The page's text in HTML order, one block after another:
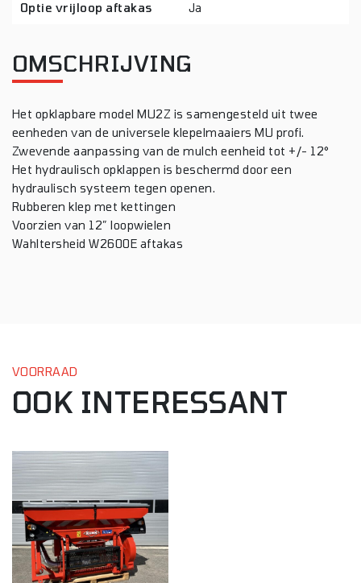
Optie vrijloop aftakas Ja
OMSCHRIJVING
Het opklapbare model MU2Z is samengesteld uit twee
eenheden van de universele klepelmaaiers MU profi.
Zwevende aanpassing van de mulch eenheid tot +/- 12°
Het hydraulisch opklappen is beschermd door een
hydraulisch systeem tegen openen.
Rubberen klep met kettingen
Voorzien van 12″ loopwielen
Wahltersheid W2600E aftakas
VOORRAAD
OOK INTERESSANT